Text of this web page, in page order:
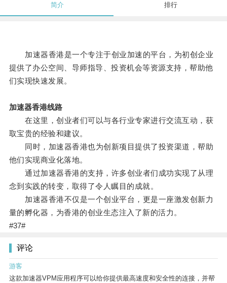
简介 排行
加速器香港是一个专注于创业加速的平台，为初创企业
提供了办公空间、导师指导、投资机会等资源支持，帮助他
们实现快速发展。
加速器香港线路
在这里，创业者们可以与各行业专家进行交流互动，获
取宝贵的经验和建议。
同时，加速器香港也为创新项目提供了投资渠道，帮助
他们实现商业化落地。
通过加速器香港的支持，许多创业者们成功实现了从理
念到实践的转变，取得了令人瞩目的成就。
加速器香港不仅是一个创业平台，更是一座激发创新力
量的孵化器，为香港的创业生态注入了新的活力。
#37#
评论
游客
这款加速器VPM应用程序可以给你提供最高速度和安全性的连接，并帮